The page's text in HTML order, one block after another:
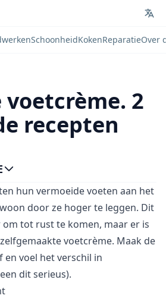
SchoonheidKokenReparatieOver
voetcrème. 2
recepten
hun vermoeide voeten aan het
door ze hoger te leggen. Dit
om tot rust te komen, maar er is
voetcrème. Maak de
en voel het verschil in
dit serieus).